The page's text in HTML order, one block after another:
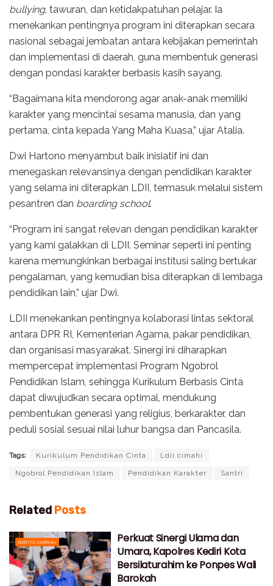
bullying, tawuran, dan ketidakpatuhan pelajar. Ia
menekankan pentingnya program ini diterapkan secara
nasional sebagai jembatan antara kebijakan pemerintah
dan implementasi di daerah, guna membentuk generasi
dengan pondasi karakter berbasis kasih sayang.
“Bagaimana kita mendorong agar anak-anak memiliki
karakter yang mencintai sesama manusia, dan yang
pertama, cinta kepada Yang Maha Kuasa,” ujar Atalia.
Dwi Hartono menyambut baik inisiatif ini dan
menegaskan relevansinya dengan pendidikan karakter
yang selama ini diterapkan LDII, termasuk melalui sistem
pesantren dan boarding school.
“Program ini sangat relevan dengan pendidikan karakter
yang kami galakkan di LDII. Seminar seperti ini penting
karena memungkinkan berbagai institusi saling bertukar
pengalaman, yang kemudian bisa diterapkan di lembaga
pendidikan lain,” ujar Dwi.
LDII menekankan pentingnya kolaborasi lintas sektoral
antara DPR RI, Kementerian Agama, pakar pendidikan,
dan organisasi masyarakat. Sinergi ini diharapkan
mempercepat implementasi Program Ngobrol
Pendidikan Islam, sehingga Kurikulum Berbasis Cinta
dapat diwujudkan secara optimal, mendukung
pembentukan generasi yang religius, berkarakter, dan
peduli sosial sesuai nilai luhur bangsa dan Pancasila.
Tags: Kurikulum Pendidikan Cinta Ldii cimahi
Ngobrol Pendidikan Islam Pendidikan Karakter Santri
Related Posts
BERITA DAERAH
Perkuat Sinergi Ulama dan
Umara, Kapolres Kediri Kota
Bersilaturahim ke Ponpes Wali
Barokah